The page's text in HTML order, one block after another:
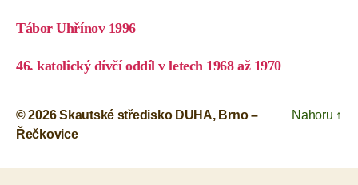
Tábor Uhřínov 1996
46. katolický dívčí oddíl v letech 1968 až 1970
© 2026Skautské středisko DUHA, Brno –
Řečkovice
Nahoru ↑